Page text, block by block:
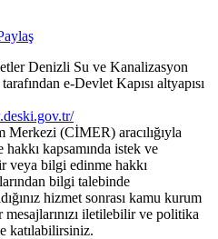
Denizli Su ve Kanalizasyon
e-Devlet Kapısı altyapısı
Merkezi (CİMER) aracılığıyla
kapsamında istek ve
veya bilgi edinme hakkı
bilgi talebinde
hizmet sonrası kamu kurum
iletilebilir ve politika
katılabilirsiniz.